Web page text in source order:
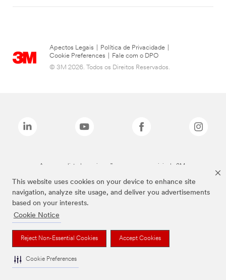
This website uses cookies on your device to enhance site
navigation, analyze site usage, and deliver you advertisements
based on your interests.
Cookie Notice
Reject Non-Essential Cookies Accept Cookies
Cookie Preferences
Apectos Legais Política de Privacidade
Cookie Preferences
Fale com o DPO
© 3M 2026. Todos os Direitos Reservados.
As marcas listadas a cima são marcas comerciais da 3M.